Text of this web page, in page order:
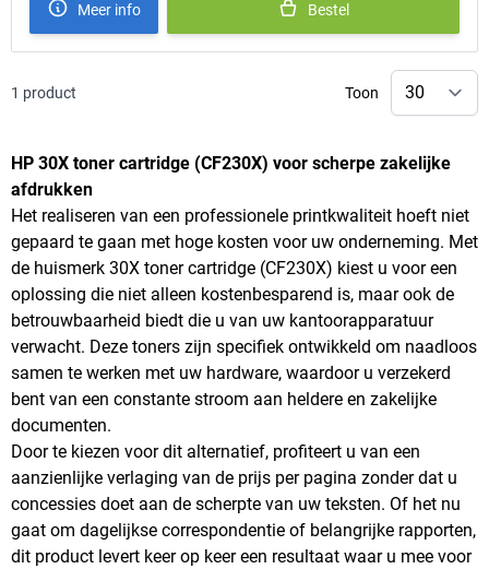
Meer info Bestel
1 product Toon
HP 30X toner cartridge (CF230X) voor scherpe zakelijke
afdrukken
Het realiseren van een professionele printkwaliteit hoeft niet
gepaard te gaan met hoge kosten voor uw onderneming. Met
de huismerk 30X toner cartridge (CF230X) kiest u voor een
oplossing die niet alleen kostenbesparend is, maar ook de
betrouwbaarheid biedt die u van uw kantoorapparatuur
verwacht. Deze toners zijn specifiek ontwikkeld om naadloos
samen te werken met uw hardware, waardoor u verzekerd
bent van een constante stroom aan heldere en zakelijke
documenten.
Door te kiezen voor dit alternatief, profiteert u van een
aanzienlijke verlaging van de prijs per pagina zonder dat u
concessies doet aan de scherpte van uw teksten. Of het nu
gaat om dagelijkse correspondentie of belangrijke rapporten,
dit product levert keer op keer een resultaat waar u mee voor